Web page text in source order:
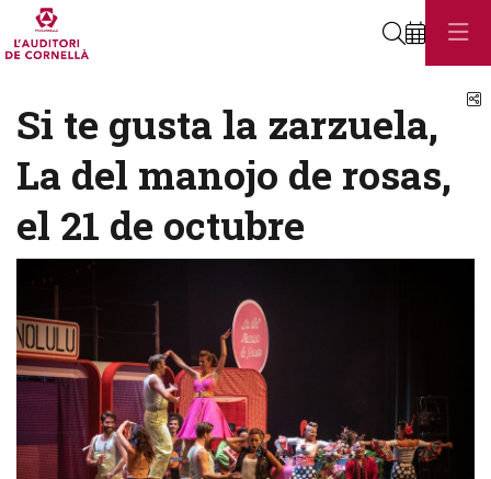
Buscar
Si te gusta la zarzuela,
La del manojo de rosas,
el 21 de octubre